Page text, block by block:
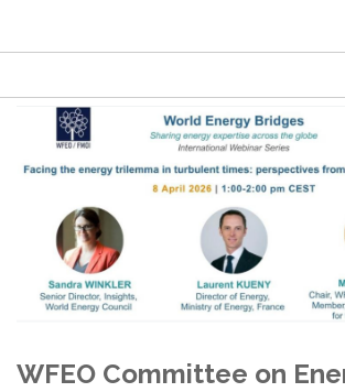
WFEO Committee on